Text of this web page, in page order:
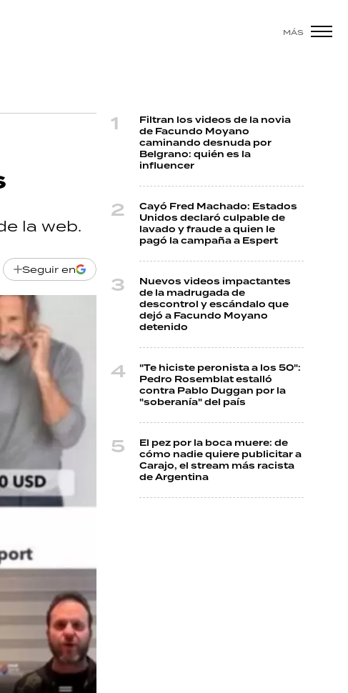
MÁS
la web.
Seguir en
Filtran los videos de la novia
de Facundo Moyano
caminando desnuda por
Belgrano: quién es la
influencer
Cayó Fred Machado: Estados
Unidos declaró culpable de
lavado y fraude a quien le
pagó la campaña a Espert
Nuevos videos impactantes
de la madrugada de
descontrol y escándalo que
dejó a Facundo Moyano
detenido
"Te hiciste peronista a los 50":
Pedro Rosemblat estalló
contra Pablo Duggan por la
"soberanía" del país
El pez por la boca muere: de
cómo nadie quiere publicitar a
Carajo, el stream más racista
de Argentina